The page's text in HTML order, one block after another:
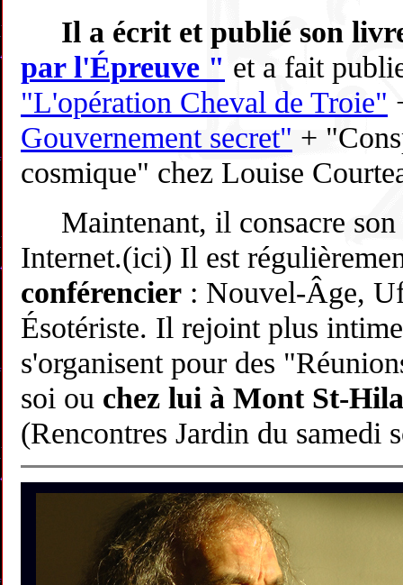
Il a écrit et publié son
par l'Épreuve " et a fait
"L'opération Cheval de Troie"
Gouvernement secret" +
cosmique" chez Louise
Maintenant, il consacre son
Internet.(ici) Il est
conférencier : Nouvel-Âge,
Ésotériste. Il rejoint plus
s'organisent pour des
soi ou chez lui à Mont St-
(Rencontres Jardin du samedi